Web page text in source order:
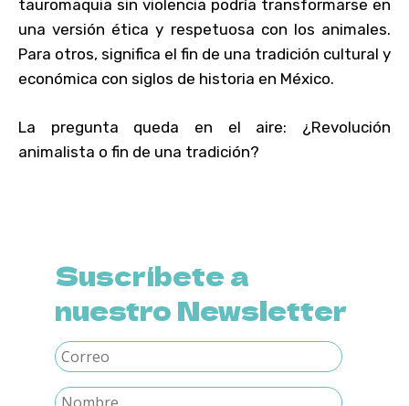
tauromaquia sin violencia podría transformarse en
una versión ética y respetuosa con los animales.
Para otros, significa el fin de una tradición cultural y
económica con siglos de historia en México.
La pregunta queda en el aire: ¿Revolución
animalista o fin de una tradición?
Suscríbete a
nuestro Newsletter